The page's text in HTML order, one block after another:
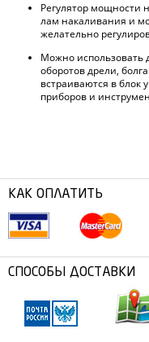
Регулятор мощности
лам накаливания и
желательно
Можно использовать
оборотов дрели,
встраиваются в блок
приборов и
КАК ОПЛАТИТЬ
СПОСОБЫ ДОСТАВКИ